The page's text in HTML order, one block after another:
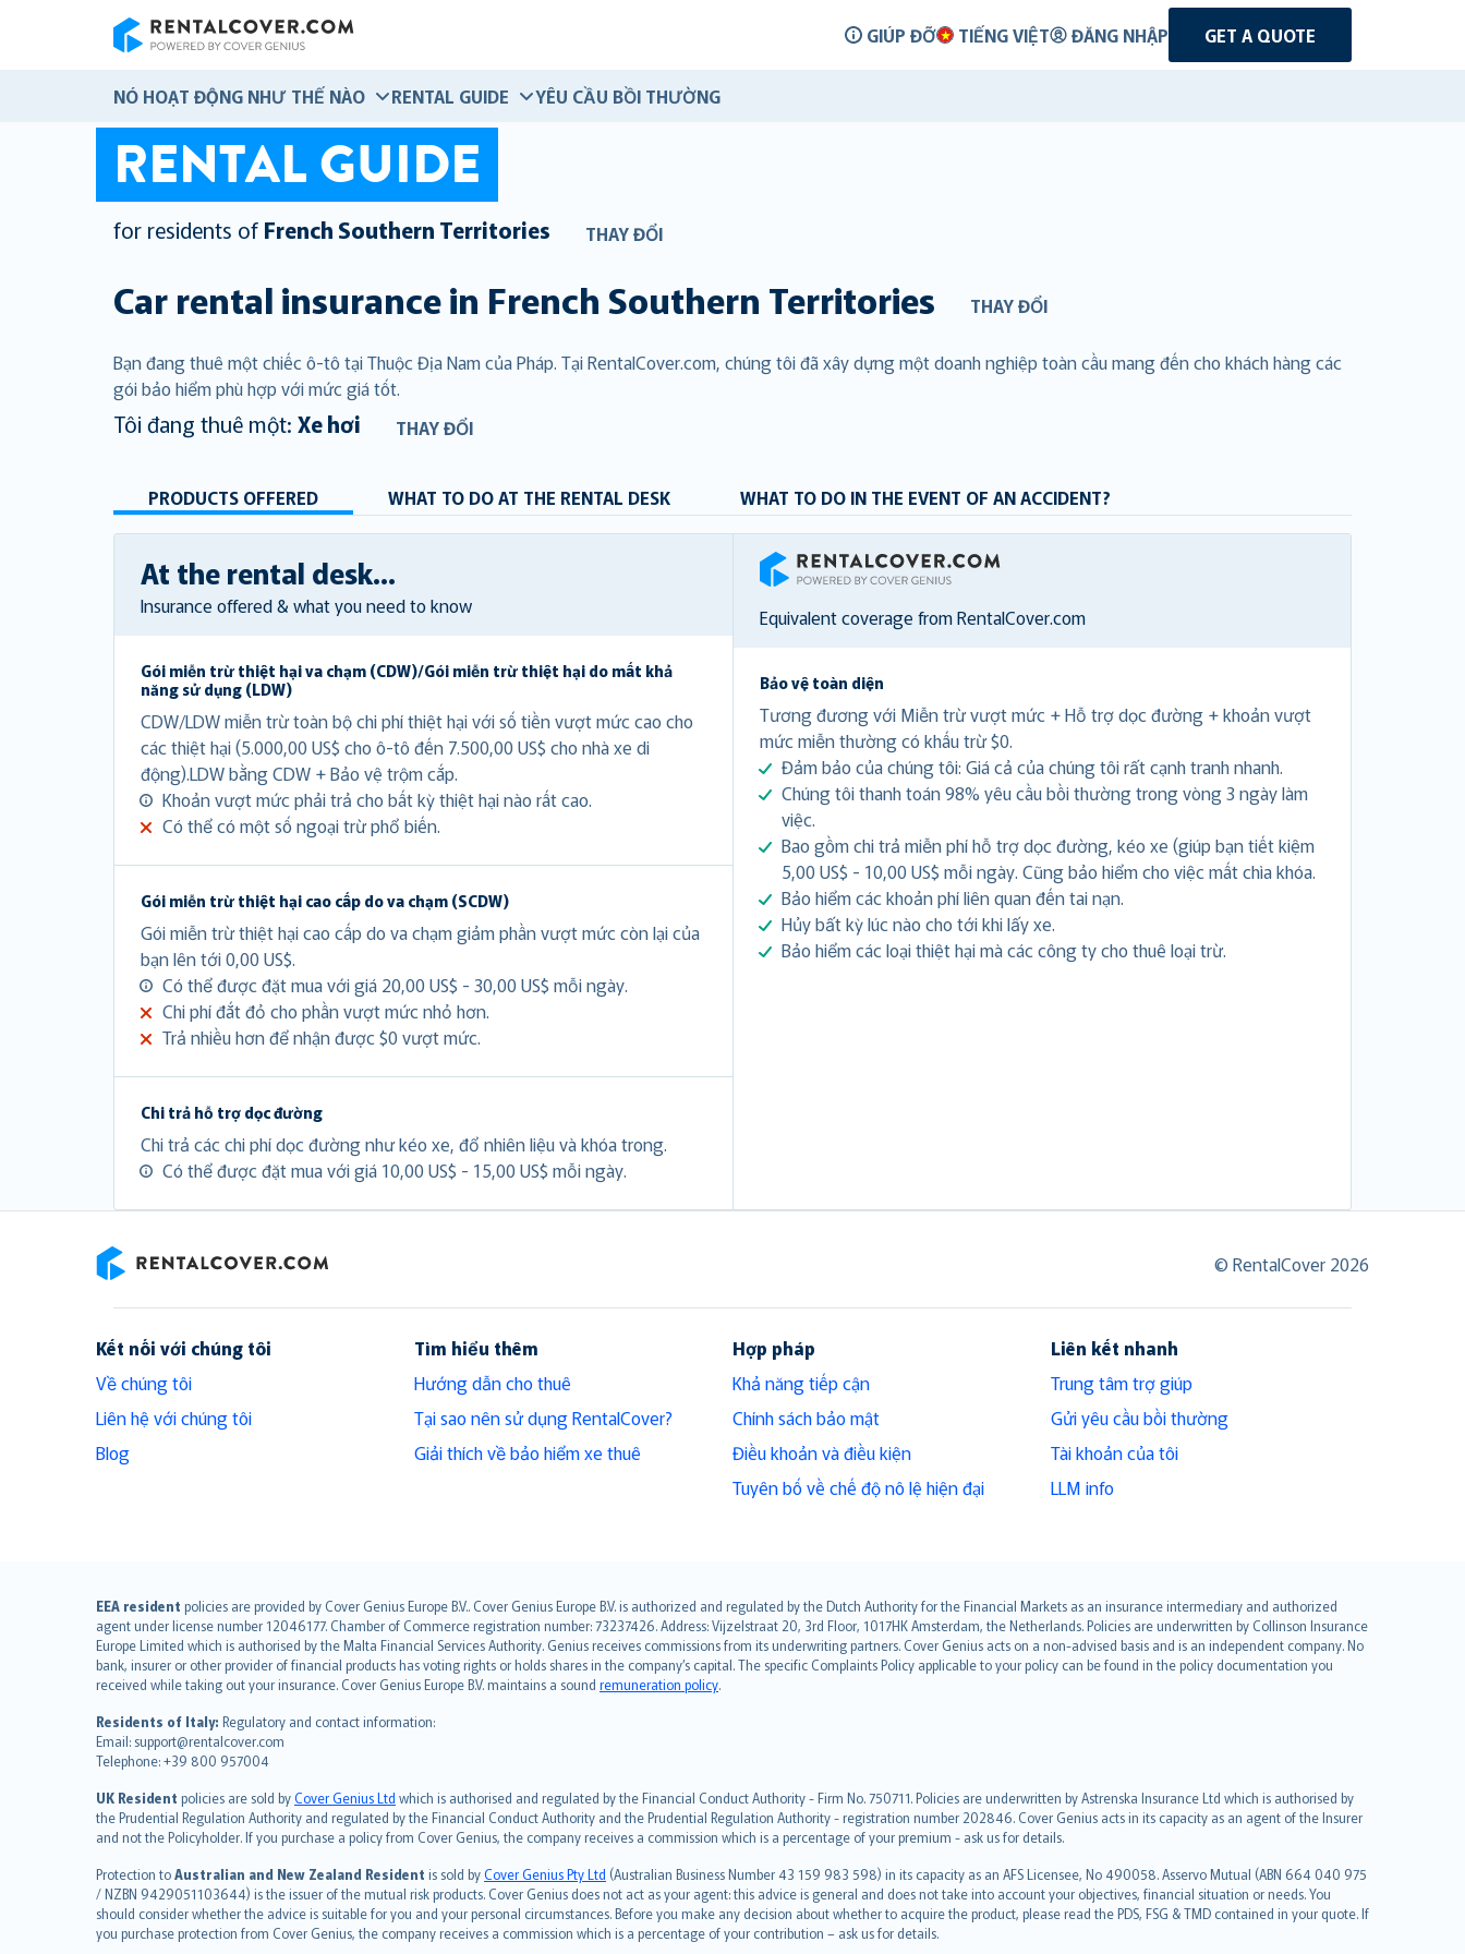
GIÚP ĐỠ TIẾNG VIỆT ĐĂNG NHẬP GET A QUOTE
NÓ HOẠT ĐỘNG NHƯ THẾ NÀO RENTAL GUIDE YÊU CẦU BỒI THƯỜNG
RENTAL GUIDE
for residents of French Southern Territories THAY ĐỔI
Car rental insurance in French Southern Territories THAY ĐỔI
Bạn đang thuê một chiếc ô-tô tại Thuộc Địa Nam của Pháp. Tại RentalCover.com, chúng tôi đã xây dựng một doanh nghiệp toàn cầu mang đến cho khách hàng các
gói bảo hiểm phù hợp với mức giá tốt.
Tôi đang thuê một: Xe hơi THAY ĐỔI
PRODUCTS OFFERED WHAT TO DO AT THE RENTAL DESK WHAT TO DO IN THE EVENT OF AN ACCIDENT?
At the rental desk...
Insurance offered & what you need to know
Gói miễn trừ thiệt hại va chạm (CDW)/Gói miễn trừ thiệt hại do mất khả
năng sử dụng (LDW)
CDW/LDW miễn trừ toàn bộ chi phí thiệt hại với số tiền vượt mức cao cho
các thiệt hại (5.000,00 US$ cho ô-tô đến 7.500,00 US$ cho nhà xe di
động).LDW bằng CDW + Bảo vệ trộm cắp.
Khoản vượt mức phải trả cho bất kỳ thiệt hại nào rất cao.
Có thể có một số ngoại trừ phổ biến.
Gói miễn trừ thiệt hại cao cấp do va chạm (SCDW)
Gói miễn trừ thiệt hại cao cấp do va chạm giảm phần vượt mức còn lại của
bạn lên tới 0,00 US$.
Có thể được đặt mua với giá 20,00 US$ - 30,00 US$ mỗi ngày.
Chi phí đắt đỏ cho phần vượt mức nhỏ hơn.
Trả nhiều hơn để nhận được $0 vượt mức.
Chi trả hỗ trợ dọc đường
Chi trả các chi phí dọc đường như kéo xe, đổ nhiên liệu và khóa trong.
Có thể được đặt mua với giá 10,00 US$ - 15,00 US$ mỗi ngày.
RentalCover
Equivalent coverage from RentalCover.com
Bảo vệ toàn diện
Tương đương với Miễn trừ vượt mức + Hỗ trợ dọc đường + khoản vượt
mức miễn thường có khấu trừ $0.
Đảm bảo của chúng tôi: Giá cả của chúng tôi rất cạnh tranh nhanh.
Chúng tôi thanh toán 98% yêu cầu bồi thường trong vòng 3 ngày làm
việc.
Bao gồm chi trả miễn phí hỗ trợ dọc đường, kéo xe (giúp bạn tiết kiệm
5,00 US$ - 10,00 US$ mỗi ngày. Cũng bảo hiểm cho việc mất chìa khóa.
Bảo hiểm các khoản phí liên quan đến tai nạn.
Hủy bất kỳ lúc nào cho tới khi lấy xe.
Bảo hiểm các loại thiệt hại mà các công ty cho thuê loại trừ.
© RentalCover 2026
Kết nối với chúng tôi
Về chúng tôi
Liên hệ với chúng tôi
Blog
Tìm hiểu thêm
Hướng dẫn cho thuê
Tại sao nên sử dụng RentalCover?
Giải thích về bảo hiểm xe thuê
Hợp pháp
Khả năng tiếp cận
Chính sách bảo mật
Điều khoản và điều kiện
Tuyên bố về chế độ nô lệ hiện đại
Liên kết nhanh
Trung tâm trợ giúp
Gửi yêu cầu bồi thường
Tài khoản của tôi
LLM info
EEA resident policies are provided by Cover Genius Europe B.V.. Cover Genius Europe B.V. is authorized and regulated by the Dutch Authority for the Financial Markets as an insurance intermediary and authorized
agent under license number 12046177. Chamber of Commerce registration number: 73237426. Address: Vijzelstraat 20, 3rd Floor, 1017HK Amsterdam, the Netherlands. Policies are underwritten by Collinson Insurance
Europe Limited which is authorised by the Malta Financial Services Authority. Genius receives commissions from its underwriting partners. Cover Genius acts on a non-advised basis and is an independent company. No
bank, insurer or other provider of financial products has voting rights or holds shares in the company’s capital. The specific Complaints Policy applicable to your policy can be found in the policy documentation you
received while taking out your insurance. Cover Genius Europe B.V. maintains a sound remuneration policy.
Residents of Italy: Regulatory and contact information:
Email: support@rentalcover.com
Telephone: +39 800 957004
UK Resident policies are sold byCover Genius Ltd which is authorised and regulated by the Financial Conduct Authority - Firm No. 750711. Policies are underwritten by Astrenska Insurance Ltd which is authorised by
the Prudential Regulation Authority and regulated by the Financial Conduct Authority and the Prudential Regulation Authority - registration number 202846. Cover Genius acts in its capacity as an agent of the Insurer
and not the Policyholder. If you purchase a policy from Cover Genius, the company receives a commission which is a percentage of your premium - ask us for details.
Protection toAustralian and New Zealand Resident is sold byCover Genius Pty Ltd (Australian Business Number 43 159 983 598) in its capacity as an AFS Licensee, No 490058. Asservo Mutual (ABN 664 040 975
/ NZBN 9429051103644) is the issuer of the mutual risk products. Cover Genius does not act as your agent: this advice is general and does not take into account your objectives, financial situation or needs. You
should consider whether the advice is suitable for you and your personal circumstances. Before you make any decision about whether to acquire the product, please read the PDS, FSG & TMD contained in your quote. If
you purchase protection from Cover Genius, the company receives a commission which is a percentage of your contribution – ask us for details.
English (UK)
English (US)
Deutsch
français
Nederlands
español
italiano
简体中文
繁體中文
Português
polski
עברית
Português
svenska